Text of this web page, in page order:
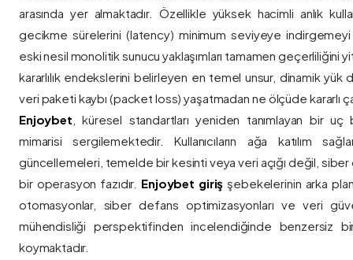
arasında yer almaktadır. Özellikle yüksek hacimli anlık
gecikme sürelerini (latency) minimum seviyeye
eski nesil monolitik sunucu yaklaşımları tamamen geçerliliğini
kararlılık endekslerini belirleyen en temel unsur, dinamik yük
veri paketi kaybı (packet loss) yaşatmadan ne ölçüde kararlı
Enjoybet , küresel standartları yeniden tanımlayan bir
mimarisi sergilemektedir. Kullanıcıların ağa katılım
güncellemeleri, temelde bir kesinti veya veri açığı değil, siber
bir operasyon fazıdır. Enjoybet giriş şebekelerinin arka
otomasyonlar, siber defans optimizasyonları ve veri
mühendisliği perspektifinden incelendiğinde benzersiz
koymaktadır.